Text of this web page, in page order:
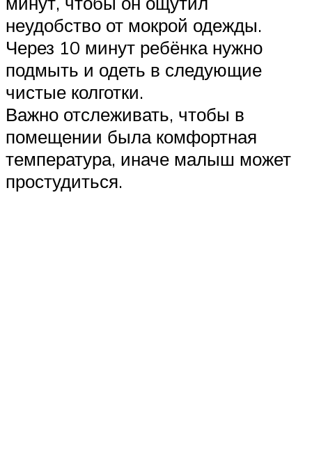
неудобство от мокрой одежды.
Через 10 минут ребёнка нужно
подмыть и одеть в следующие
чистые колготки.
Важно отслеживать, чтобы в
помещении была комфортная
температура, иначе малыш может
простудиться.